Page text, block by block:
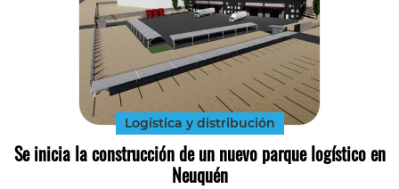
Logística y distribución
Se inicia la construcción de un nuevo parque logístico en
Neuquén